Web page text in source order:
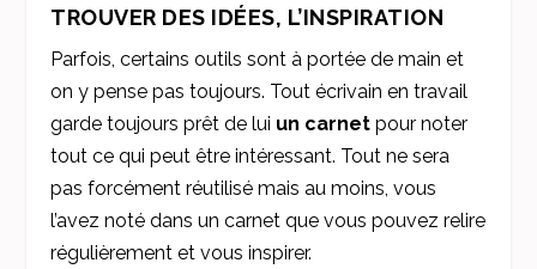
TROUVER DES IDÉES, L’INSPIRATION
Parfois, certains outils sont à portée de main et
on y pense pas toujours. Tout écrivain en travail
garde toujours prêt de lui un carnet pour noter
tout ce qui peut être intéressant. Tout ne sera
pas forcément réutilisé mais au moins, vous
l’avez noté dans un carnet que vous pouvez relire
régulièrement et vous inspirer.